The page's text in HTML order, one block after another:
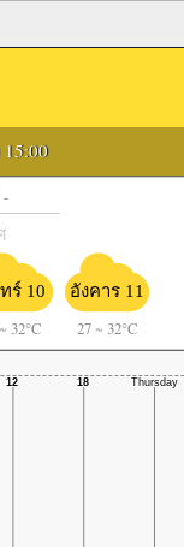
ร์ 10
~ 32°C
อังคาร 11
27 ~ 32°C